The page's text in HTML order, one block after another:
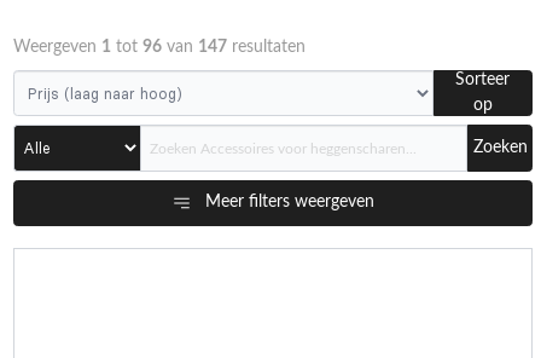
Weergeven 1tot 96van 147 resultaten
Sorteer
op
Zoeken
Meer filters weergeven